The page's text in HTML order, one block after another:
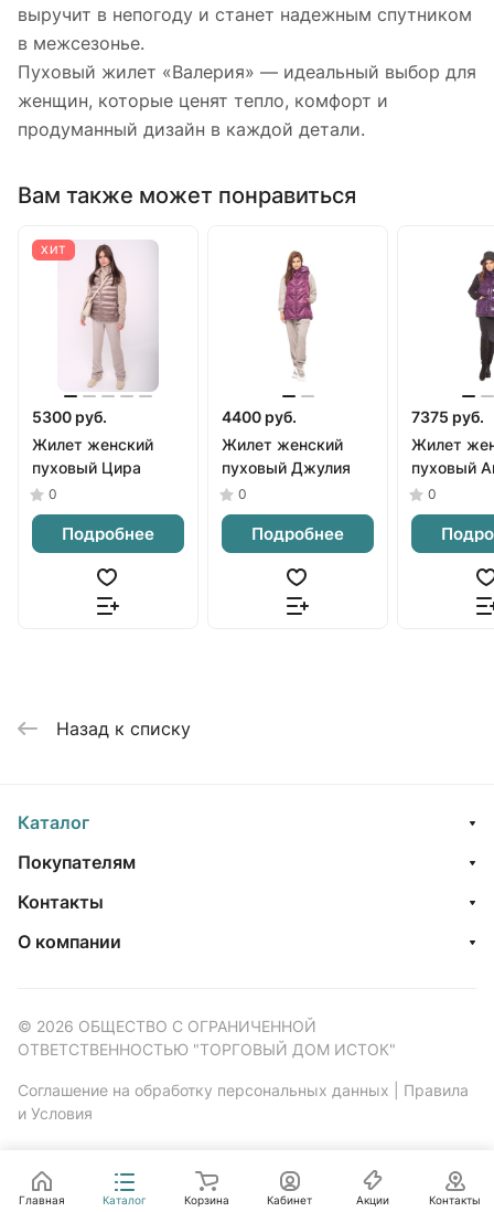
выручит в непогоду и станет надежным спутником
в межсезонье.
Пуховый жилет «Валерия» — идеальный выбор для
женщин, которые ценят тепло, комфорт и
продуманный дизайн в каждой детали.
Вам также может понравиться
ХИТ
5300 руб.
Жилет женский
пуховый Цира
0
Подробнее
4400 руб.
Жилет женский
пуховый Джулия
0
Подробнее
7375 руб.
Жилет
пуховый
0
Назад к списку
Каталог
Покупателям
Контакты
О компании
© 2026 ОБЩЕСТВО С ОГРАНИЧЕННОЙ
ОТВЕТСТВЕННОСТЬЮ "ТОРГОВЫЙ ДОМ ИСТОК"
Соглашение на обработку персональных данных
Правила
и Условия
Главная Каталог Корзина Кабинет Акции Контакты